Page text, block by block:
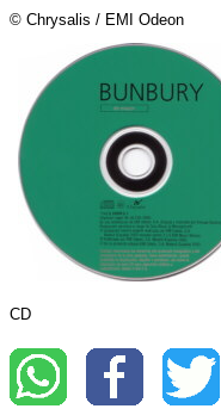
© Chrysalis / EMI Odeon
CD